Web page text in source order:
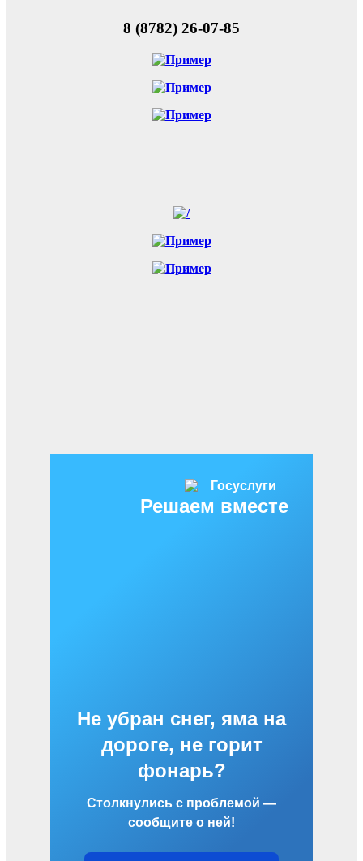
8 (8782) 26-07-85
Решаем вместе
Не убран снег, яма на
дороге, не горит
фонарь?
Столкнулись с проблемой —
сообщите о ней!